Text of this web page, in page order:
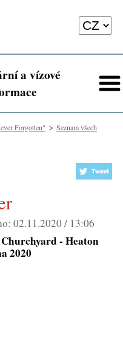
a vízové
Forgotten" > Seznam všech
02.11.2020 / 13:06
- Heaton
2020